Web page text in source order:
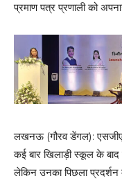
प्रमाण पत्र प्रणाली को
लखनऊ (गौरव डेंगल):
कई बार खिलाड़ी स्कूल के
लेकिन उनका पिछला प्रदर्शन